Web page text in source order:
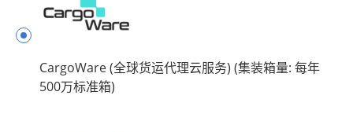
CargoWare (全球货运代理云服务) (集装箱量: 每年
500万标准箱)